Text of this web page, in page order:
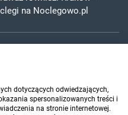
na Noclegowo.pl
dotyczących odwiedzających,
spersonalizowanych treści i
na stronie internetowej.